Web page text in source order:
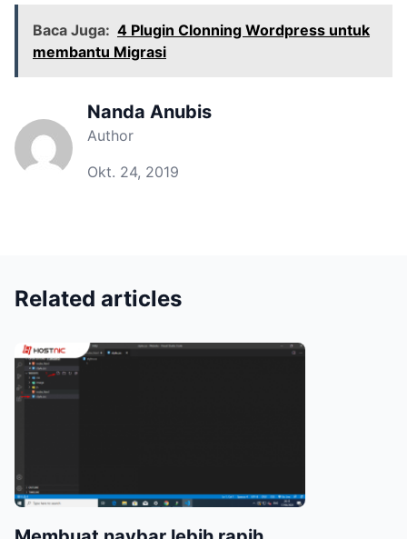
Baca Juga: 4 Plugin Clonning Wordpress untuk
membantu Migrasi
Nanda Anubis
Author
Okt. 24, 2019
Related articles